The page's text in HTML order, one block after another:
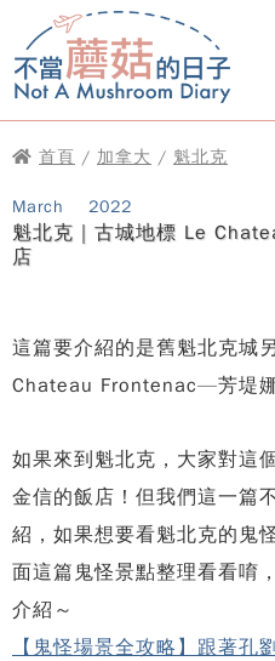
首頁 / 加拿大 / 魁北克
March 2022
魁北克｜古城地標 Le
店
這篇要介紹的是舊魁北克城
Chateau Frontenac—芳堤娜
如果來到魁北克，大家對這
金信的飯店！但我們這一篇
紹，如果想要看魁北克的鬼
面這篇鬼怪景點整理看看唷
介紹～
【鬼怪場景全攻略】跟著孔